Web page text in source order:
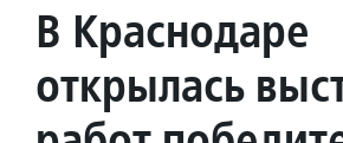
В Краснодаре
открылась